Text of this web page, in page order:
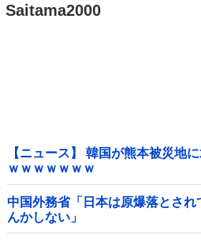
Saitama2000
【ニュース】 韓国が熊本被災地
ｗｗｗｗｗｗｗ
中国外務省「日本は原爆落とさ
んかしない」